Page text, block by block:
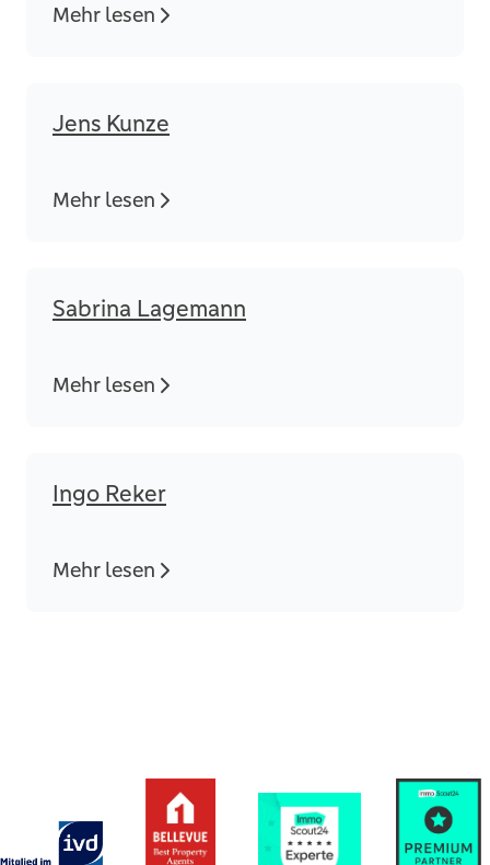
Mehr lesen
Jens Kunze
Mehr lesen
Sabrina Lagemann
Mehr lesen
Ingo Reker
Mehr lesen